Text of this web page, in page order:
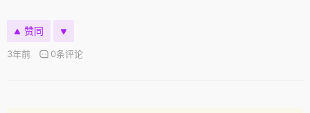
赞同
3年前 0条评论